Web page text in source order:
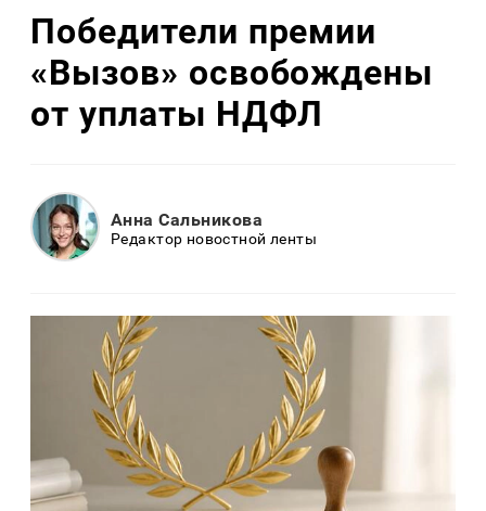
Победители премии
«Вызов» освобождены
от уплаты НДФЛ
Анна Сальникова
Редактор новостной ленты